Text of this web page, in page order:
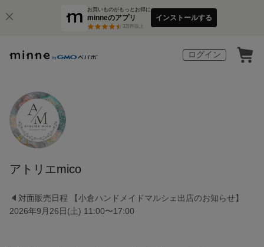
お買いものがもっとお得に
minneのアプリ
3万件以上
インストールする
ログイン
アトリエmico
🔈対面販売日程 【小倉ハンドメイドマルシェ出店のお知らせ】
2026年9月26日(土) 11:00〜17:00